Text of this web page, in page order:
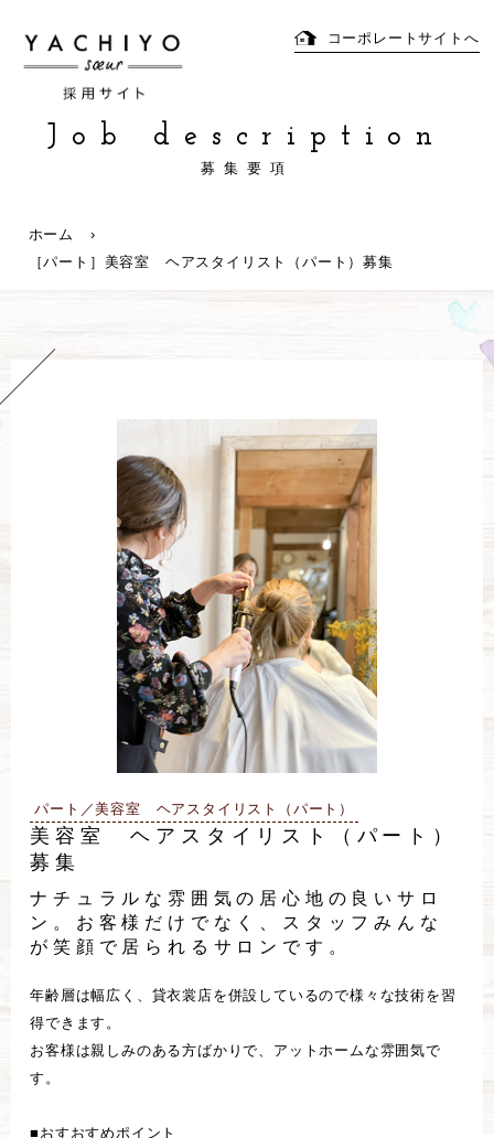
コーポレートサイトへ
Job description
募集要項
ホーム
［パート］美容室 ヘアスタイリスト（パート）募集
パート／美容室 ヘアスタイリスト（パート）
美容室 ヘアスタイリスト（パート）
募集
ナチュラルな雰囲気の居心地の良いサロ
ン。お客様だけでなく、スタッフみんな
が笑顔で居られるサロンです。
年齢層は幅広く、貸衣裳店を併設しているので様々な技術を習
得できます。
お客様は親しみのある方ばかりで、アットホームな雰囲気で
す。
■おすおすめポイント